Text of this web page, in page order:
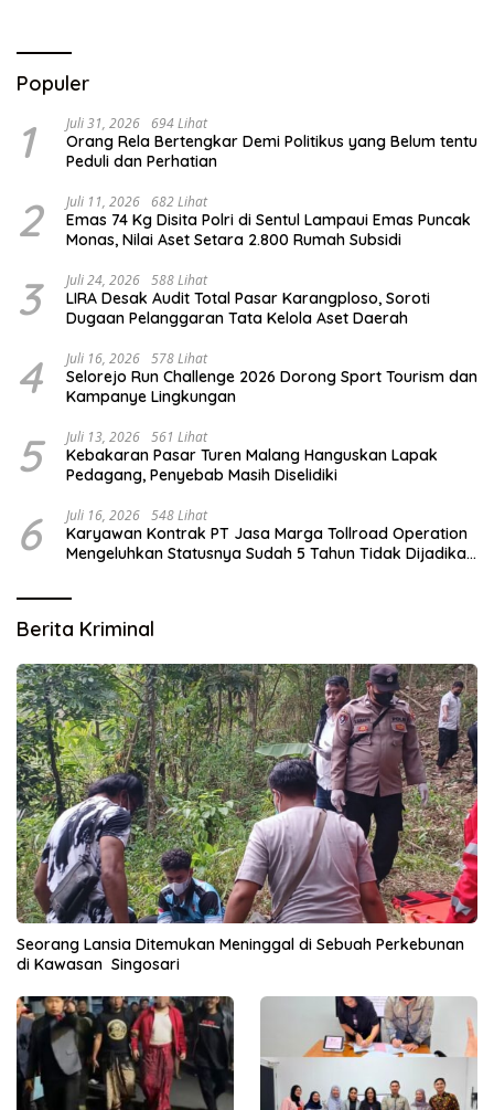
Populer
1 Juli 31, 2026 694 Lihat
Orang Rela Bertengkar Demi Politikus yang Belum tentu
Peduli dan Perhatian
2 Juli 11, 2026 682 Lihat
Emas 74 Kg Disita Polri di Sentul Lampaui Emas Puncak
Monas, Nilai Aset Setara 2.800 Rumah Subsidi
3 Juli 24, 2026 588 Lihat
LIRA Desak Audit Total Pasar Karangploso, Soroti
Dugaan Pelanggaran Tata Kelola Aset Daerah
4 Juli 16, 2026 578 Lihat
Selorejo Run Challenge 2026 Dorong Sport Tourism dan
Kampanye Lingkungan
5 Juli 13, 2026 561 Lihat
Kebakaran Pasar Turen Malang Hanguskan Lapak
Pedagang, Penyebab Masih Diselidiki
6 Juli 16, 2026 548 Lihat
Karyawan Kontrak PT Jasa Marga Tollroad Operation
Mengeluhkan Statusnya Sudah 5 Tahun Tidak Dijadikan
Berita Kriminal
Seorang Lansia Ditemukan Meninggal di Sebuah Perkebunan
di Kawasan Singosari